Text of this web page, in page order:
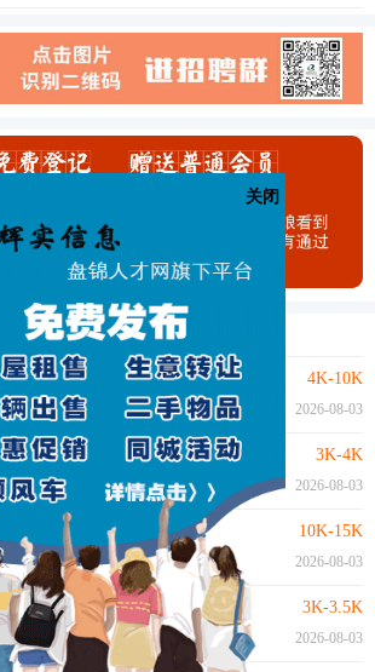
关闭
4K-10K
2026-08-03
3K-4K
2026-08-03
10K-15K
2026-08-03
3K-3.5K
2026-08-03